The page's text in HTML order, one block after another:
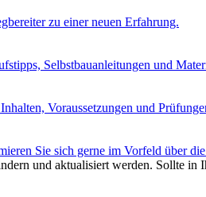
zu einer neuen Erfahrung.
Selbstbauanleitungen und
Voraussetzungen und
Sie sich gerne im Vorfeld über
und aktualisiert werden. Sollte